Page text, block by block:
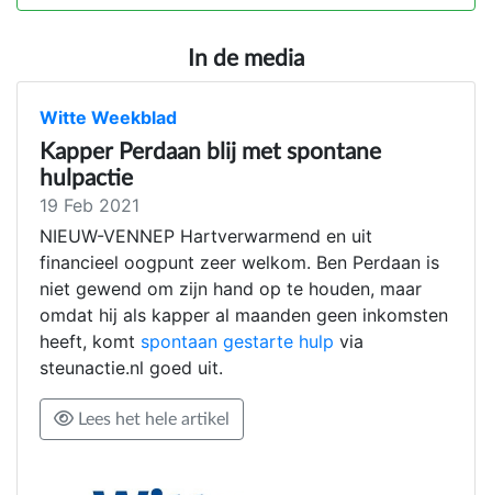
In de media
Witte Weekblad
Kapper Perdaan blij met spontane
hulpactie
19 Feb 2021
NIEUW-VENNEP Hartverwarmend en uit
financieel oogpunt zeer welkom. Ben Perdaan is
niet gewend om zijn hand op te houden, maar
omdat hij als kapper al maanden geen inkomsten
heeft, komt spontaan gestarte hulp via
steunactie.nl goed uit.
Lees het hele artikel